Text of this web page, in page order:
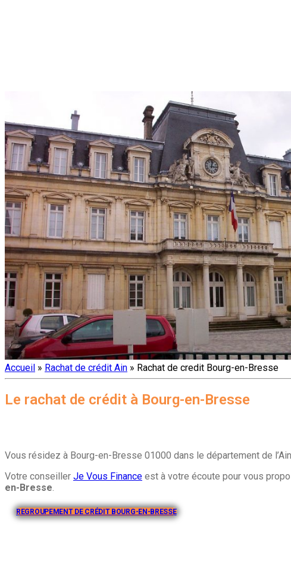
Accueil » Rachat de crédit Ain » Rachat de credit Bourg-en-Bresse
Le rachat de crédit à Bourg-en-Bresse
Vous résidez à Bourg-en-Bresse 01000 dans le département de
Votre conseiller Je Vous Finance est à votre écoute pour vous
en-Bresse.
REGROUPEMENT DE CRÉDIT BOURG-EN-BRESSE